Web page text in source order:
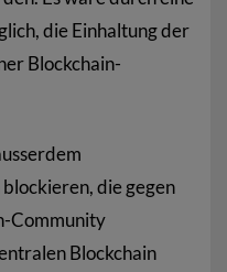
die Einhaltung der
Blockchain-
die gegen
Community
Blockchain